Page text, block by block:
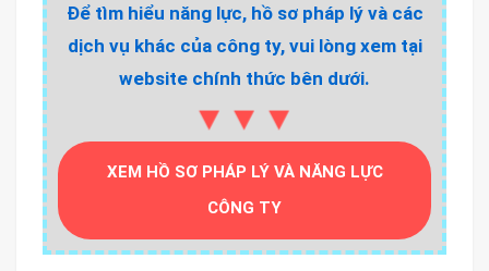
Để tìm hiểu năng lực, hồ sơ pháp lý và các
dịch vụ khác của công ty, vui lòng xem tại
website chính thức bên dưới.
▼▼▼
XEM HỒ SƠ PHÁP LÝ VÀ NĂNG LỰC
CÔNG TY